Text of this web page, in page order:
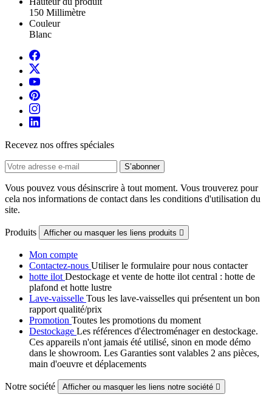
150 Millimètre
Couleur
Blanc
Recevez nos offres spéciales
Vous pouvez vous désinscrire à tout moment. Vous trouverez pour
cela nos informations de contact dans les conditions d'utilisation du
site.
Produits Afficher ou masquer les liens produits 
Mon compte
Contactez-nous Utiliser le formulaire pour nous contacter
hotte ilot Destockage et vente de hotte ilot central : hotte de
plafond et hotte lustre
Lave-vaisselle Tous les lave-vaisselles qui présentent un bon
rapport qualité/prix
Promotion Toutes les promotions du moment
Destockage Les références d'électroménager en destockage.
Ces appareils n'ont jamais été utilisé, sinon en mode démo
dans le showroom. Les Garanties sont valables 2 ans pièces,
main d'oeuvre et déplacements
Notre société Afficher ou masquer les liens notre société 